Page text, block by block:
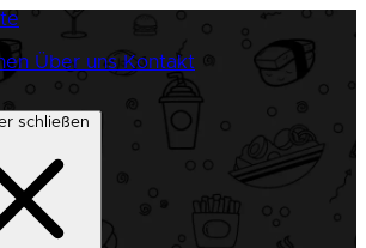
Über uns Kontakt
schließen